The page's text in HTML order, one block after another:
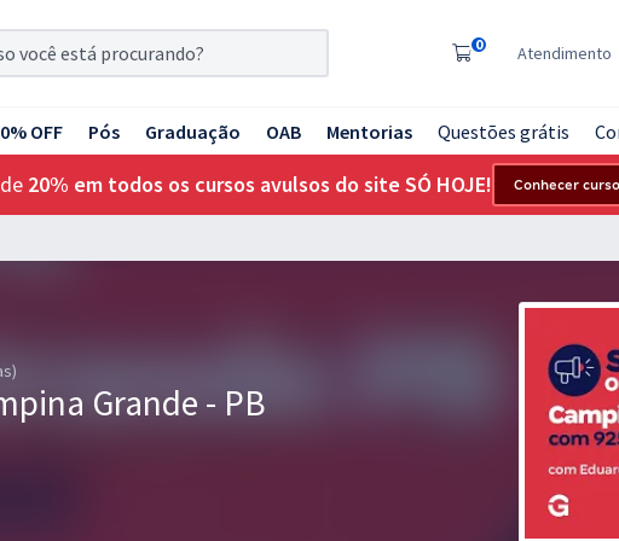
0 Atendimento
OFF Pós Graduação OAB Mentorias Questões grátis
20% em todos os cursos avulsos do site SÓ HOJE! Conhecer
Grande - PB